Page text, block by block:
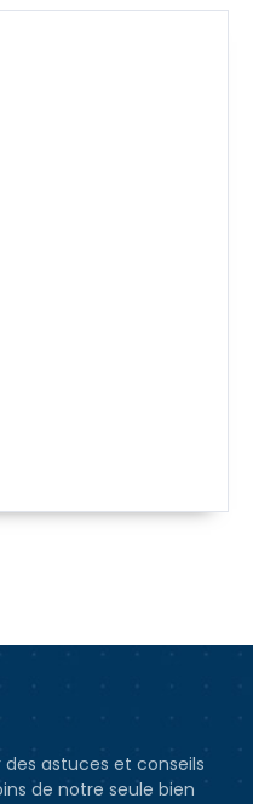
astuces et conseils
de notre seule bien